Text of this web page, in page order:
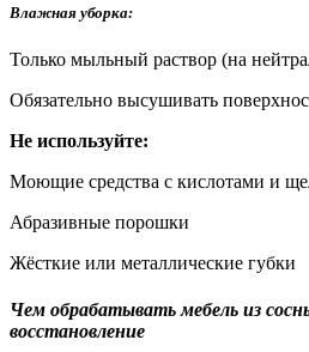
Влажная уборка:
Только мыльный раствор (на
Обязательно высушивать
Не используйте:
Моющие средства с кислотами и
Абразивные порошки
Жёсткие или металлические губки
Чем обрабатывать мебель из
восстановление